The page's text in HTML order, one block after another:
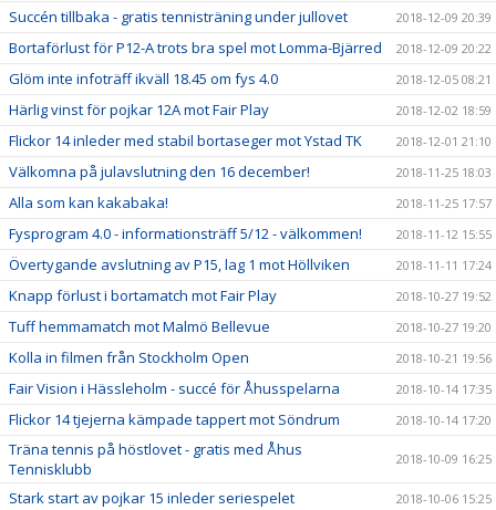
Succén tillbaka - gratis tennisträning under jullovet 2018-12-09 20:39
Bortaförlust för P12-A trots bra spel mot Lomma-Bjärred 2018-12-09 20:22
Glöm inte infoträff ikväll 18.45 om fys 4.0 2018-12-05 08:21
Härlig vinst för pojkar 12A mot Fair Play 2018-12-02 18:59
Flickor 14 inleder med stabil bortaseger mot Ystad TK 2018-12-01 21:10
Välkomna på julavslutning den 16 december! 2018-11-25 18:03
Alla som kan kakabaka! 2018-11-25 17:57
Fysprogram 4.0 - informationsträff 5/12 - välkommen! 2018-11-12 15:55
Övertygande avslutning av P15, lag 1 mot Höllviken 2018-11-11 17:24
Knapp förlust i bortamatch mot Fair Play 2018-10-27 19:52
Tuff hemmamatch mot Malmö Bellevue 2018-10-27 19:20
Kolla in filmen från Stockholm Open 2018-10-21 19:56
Fair Vision i Hässleholm - succé för Åhusspelarna 2018-10-14 17:35
Flickor 14 tjejerna kämpade tappert mot Söndrum 2018-10-14 17:20
Träna tennis på höstlovet - gratis med Åhus
Tennisklubb
2018-10-09 16:25
Stark start av pojkar 15 inleder seriespelet 2018-10-06 15:25